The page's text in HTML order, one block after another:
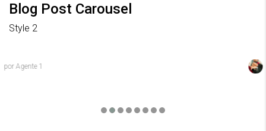
Blog Post Carousel
Style 2